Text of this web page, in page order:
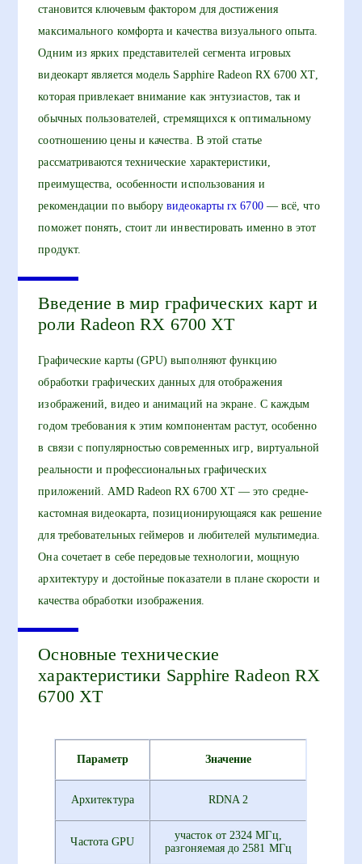
становится ключевым фактором для достижения
максимального комфорта и качества визуального опыта.
Одним из ярких представителей сегмента игровых
видеокарт является модель Sapphire Radeon RX 6700 XT,
которая привлекает внимание как энтузиастов, так и
обычных пользователей, стремящихся к оптимальному
соотношению цены и качества. В этой статье
рассматриваются технические характеристики,
преимущества, особенности использования и
рекомендации по выборувидеокарты rx 6700— всё, что
поможет понять, стоит ли инвестировать именно в этот
продукт.
Введение в мир графических карт и
роли Radeon RX 6700 XT
Графические карты (GPU) выполняют функцию
обработки графических данных для отображения
изображений, видео и анимаций на экране. С каждым
годом требования к этим компонентам растут, особенно
в связи с популярностью современных игр, виртуальной
реальности и профессиональных графических
приложений. AMD Radeon RX 6700 XT — это средне-
кастомная видеокарта, позиционирующаяся как решение
для требовательных геймеров и любителей мультимедиа.
Она сочетает в себе передовые технологии, мощную
архитектуру и достойные показатели в плане скорости и
качества обработки изображения.
Основные технические
характеристики Sapphire Radeon RX
6700 XT
Параметр Значение
Архитектура RDNA 2
Частота GPU
участок от 2324 МГц,
разгоняемая до 2581 МГц